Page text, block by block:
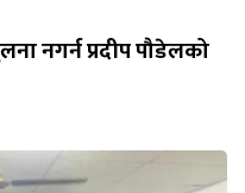
नगर्न प्रदीप पौडेलको